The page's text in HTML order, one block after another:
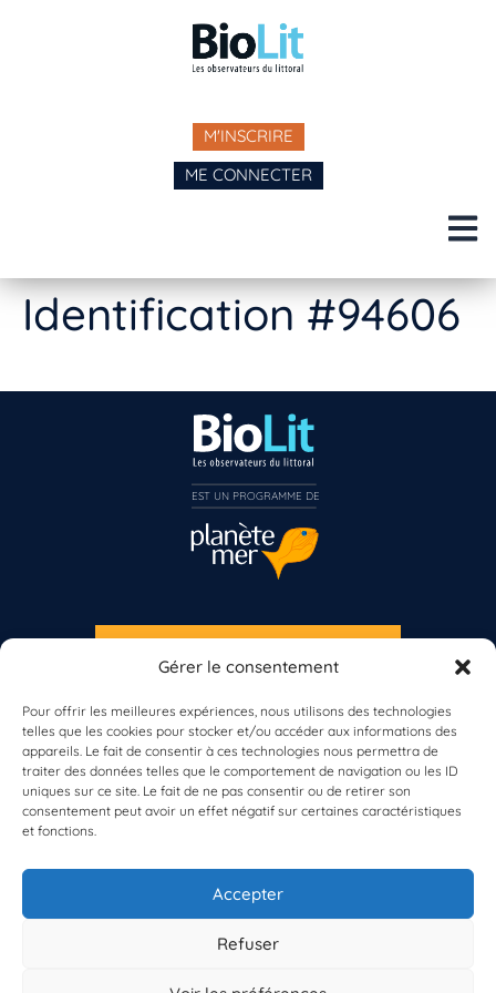
Gérer le consentement
Pour offrir les meilleures expériences, nous utilisons des technologies
telles que les cookies pour stocker et/ou accéder aux informations des
appareils. Le fait de consentir à ces technologies nous permettra de
traiter des données telles que le comportement de navigation ou les ID
uniques sur ce site. Le fait de ne pas consentir ou de retirer son
consentement peut avoir un effet négatif sur certaines caractéristiques
et fonctions.
Accepter
Refuser
M'INSCRIRE
ME CONNECTER
Identification #94606
À propos de BioLit
Vos données d'observation
Ressources
Résultats du programme
Contacts
S'INSCRIRE À LA NEWSLETTER
Vous n’êtes pas encore inscrit à Biolit ?
Inscrivez-vous dès maintenant